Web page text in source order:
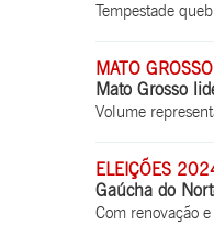
Tempestade
MATO
Mato Grosso
Volume
ELEIÇÕES
Gaúcha do
Com renovação